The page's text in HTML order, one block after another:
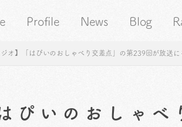
Profile News Blog
ジオ】「はぴいのおしゃべり交差点」の第239回が放送
ぴいのおしゃべ